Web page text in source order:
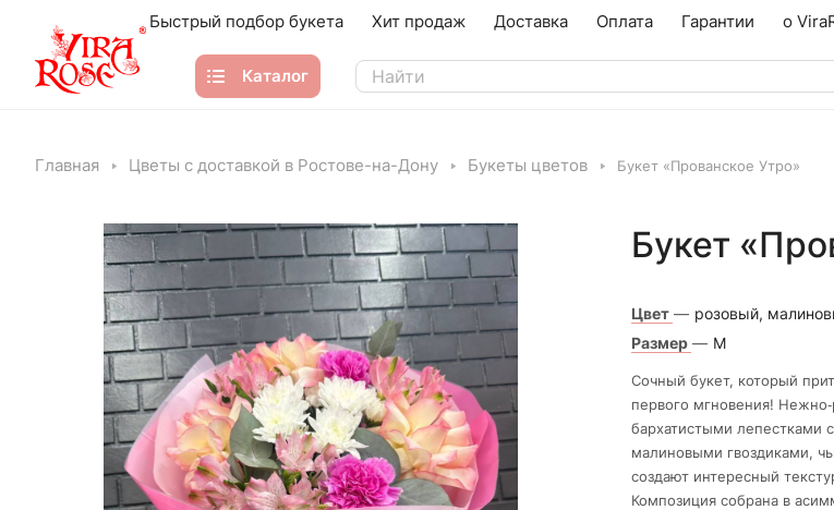
Быстрый подбор букета Хит продаж Доставка Оплата Гарантии о
Каталог
Главная Цветы с доставкой в Ростове-на-Дону Букеты цветов Букет «Прованское Утро»
Букет
Цвет — розовый,
Размер — М
Сочный букет, который
первого мгновения!
бархатистыми лепестками
малиновыми гвоздиками,
создают интересный
Композиция собрана в